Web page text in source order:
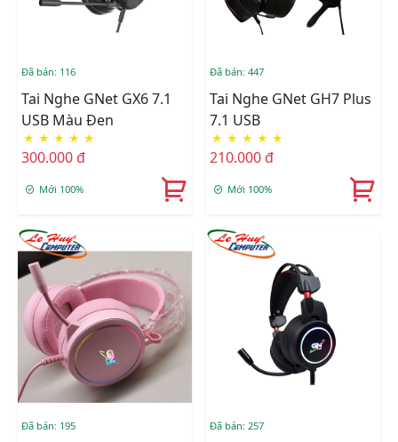
Đã bán: 116
Tai Nghe GNet GX6 7.1
USB Màu Đen
★ ★ ★ ★ ★
300.000 đ
Mới 100%
Đã bán: 447
Tai Nghe GNet GH7 Plus
7.1 USB
★ ★ ★ ★ ★
210.000 đ
Mới 100%
Đã bán: 195 Đã bán: 257